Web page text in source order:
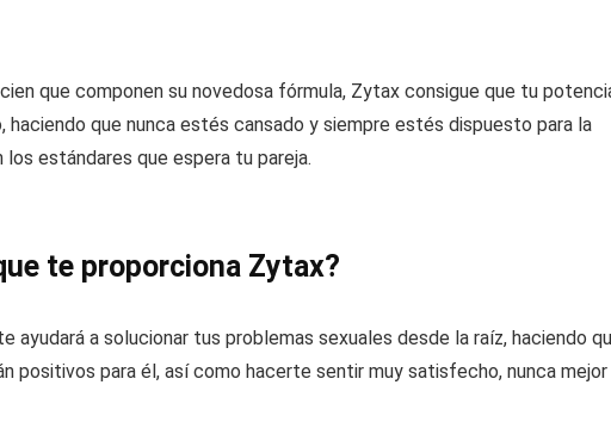
que componen su novedosa fórmula, Zytax consigue que tu
que nunca estés cansado y siempre estés dispuesto para la
estándares que espera tu pareja.
te proporciona Zytax?
ayudará a solucionar tus problemas sexuales desde la raíz, haciendo
positivos para él, así como hacerte sentir muy satisfecho, nunca mejor